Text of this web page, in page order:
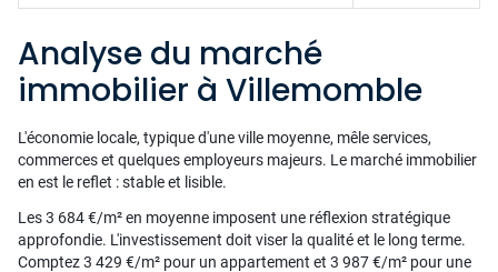
Analyse du marché
immobilier à Villemomble
L'économie locale, typique d'une ville moyenne, mêle services,
commerces et quelques employeurs majeurs. Le marché immobilier
en est le reflet : stable et lisible.
Les 3 684 €/m² en moyenne imposent une réflexion stratégique
approfondie. L'investissement doit viser la qualité et le long terme.
Comptez 3 429 €/m² pour un appartement et 3 987 €/m² pour une